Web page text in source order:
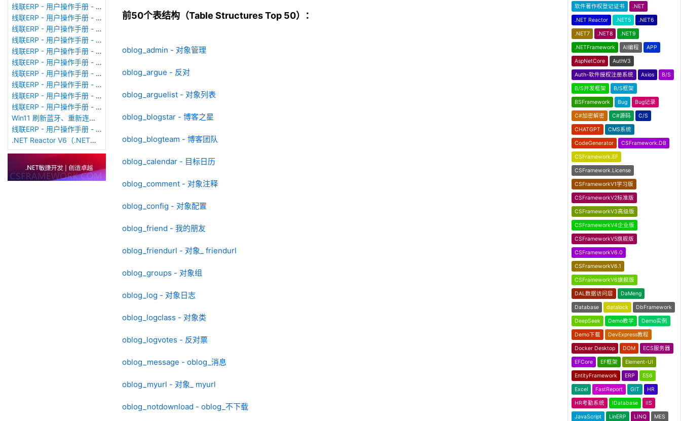
线联ERP - 用户操作手册 - 考勤计算
线联ERP - 用户操作手册 - 节假日管理
线联ERP - 用户操作手册 - 请假管理
线联ERP - 用户操作手册 - 补卡管理
线联ERP - 用户操作手册 - 考勤设备管理
线联ERP - 用户操作手册 - 考勤参数配置
线联ERP - 用户操作手册 - 考勤设备绑定
线联ERP - 用户操作手册 - 员工档案
线联ERP - 用户操作手册 - 班次管理
线联ERP - 用户操作手册 - 排班管理
Win11 刷新蓝牙、重新连接蓝牙音响
线联ERP - 用户操作手册 - 成品入库单
.NET Reactor V6（.NET混淆器）加壳软件使用
前50个表结构（Table Structures Top 50）：
oblog_admin - 对象管理
oblog_argue - 反对
oblog_arguelist - 对象列表
oblog_blogstar - 博客之星
oblog_blogteam - 博客团队
oblog_calendar - 目标日历
oblog_comment - 对象注释
oblog_config - 对象配置
oblog_friend - 我的朋友
oblog_friendurl - 对象_ friendurl
oblog_groups - 对象组
oblog_log - 对象日志
oblog_logclass - 对象类
oblog_logvotes - 反对票
oblog_message - oblog_消息
oblog_myurl - 对象_ myurl
oblog_notdownload - oblog_不下载
软件著作权登记证书 .NET
.NET Reactor .NET5 .NET6
.NET7 .NET8 .NET9
.NETFramework AI编程 APP
AspNetCore AuthV3
Auth-软件授权注册系统 Axios B/S
B/S开发框架 B/S框架
BSFramework Bug Bug记录
C#加密解密 C#源码 C/S
CHATGPT CMS系统
CodeGenerator CSFramework.DB
CSFramework.EF
CSFramework.License
CSFrameworkV1学习版
CSFrameworkV2标准版
CSFrameworkV3高级版
CSFrameworkV4企业版
CSFrameworkV5旗舰版
CSFrameworkV6.0
CSFrameworkV6.1
CSFrameworkV6旗舰版
DAL数据访问层 DaMeng
Database datalock DbFramework
DeepSeek Demo教学 Demo实例
Demo下载 DevExpress教程
Docker Desktop DOM ECS服务器
EFCore EF框架 Element-UI
EntityFramework ERP ES6
Excel FastReport GIT HR
HR考勤系统 IDatabase IIS
JavaScript LinERP LINQ MES